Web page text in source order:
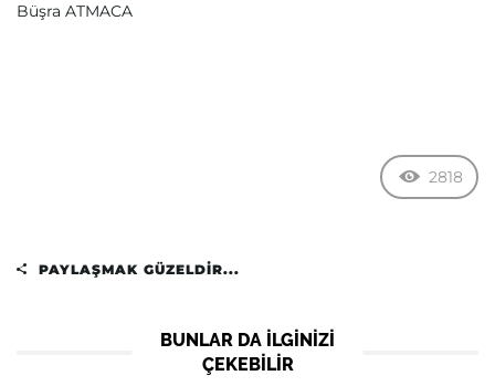
Büşra ATMACA
2818
PAYLAŞMAK GÜZELDIR...
BUNLAR DA ILGINIZI
ÇEKEBILIR